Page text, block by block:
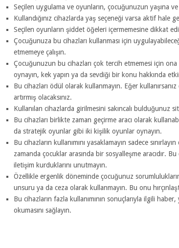
Seçilen uygulama ve oyunların, çocuğunuzun yaşına
Kullandığınız cihazlarda yaş seçeneği varsa aktif hale
Seçilen oyunların şiddet öğeleri içermemesine dikkat
Çocuğunuza bu cihazları kullanması için
etmemeye çalışın.
Çocuğunuzun bu cihazları çok tercih etmemesi için
oynayın, kek yapın ya da sevdiği bir konu hakkında
Bu cihazları ödül olarak kullanmayın. Eğer
artırmış olacaksınız.
Kullanılan cihazlarda girilmesini sakıncalı bulduğunuz
Bu cihazları birlikte zaman geçirme aracı olarak
da stratejik oyunlar gibi iki kişilik oyunlar oynayın.
Bu cihazların kullanımını yasaklamayın sadece
zamanda çocuklar arasında bir sosyalleşme aracıdır.
iletişim kurduklarını unutmayın.
Özellikle ergenlik döneminde çocuğunuz
unsuru ya da ceza olarak kullanmayın. Bu onu
Bu cihazların fazla kullanımının sonuçlarıyla ilgili
okumasını sağlayın.